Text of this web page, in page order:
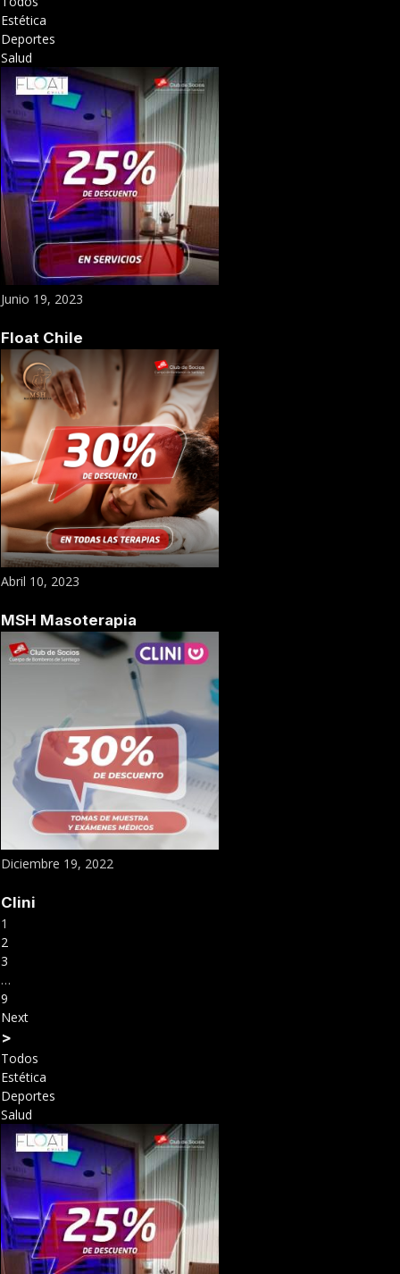
Estética
Deportes
Salud
Junio 19, 2023
Float Chile
Abril 10, 2023
MSH Masoterapia
Diciembre 19, 2022
Clini
1
2
3
…
9
Next
>
Todos
Estética
Deportes
Salud